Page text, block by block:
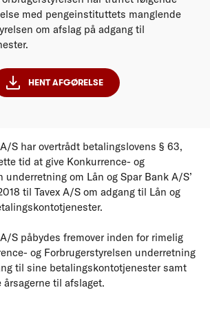
med pengeinstituttets manglende
om afslag på adgang til
HENT AFGØRELSE
S har overtrådt betalingslovens § 63,
tid at give Konkurrence- og
underretning om Lån og Spar Bank A/S’
til Tavex A/S om adgang til Lån og
S påbydes fremover inden for rimelig
og Forbrugerstyrelsen underretning
til sine betalingskontotjenester samt
til afslaget.